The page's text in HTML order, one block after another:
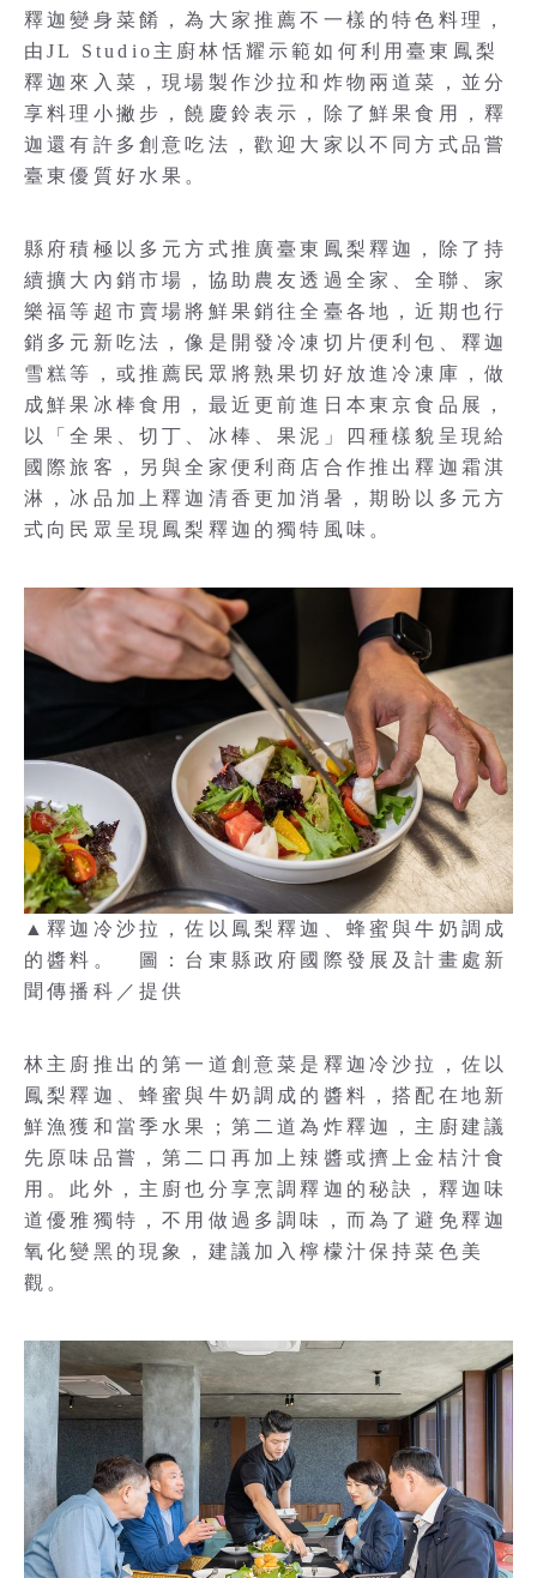
釋迦變身菜餚，為大家推薦不一樣的特色料理，
由JL Studio主廚林恬耀示範如何利用臺東鳳梨
釋迦來入菜，現場製作沙拉和炸物兩道菜，並分
享料理小撇步，饒慶鈴表示，除了鮮果食用，釋
迦還有許多創意吃法，歡迎大家以不同方式品嘗
臺東優質好水果。
縣府積極以多元方式推廣臺東鳳梨釋迦，除了持
續擴大內銷市場，協助農友透過全家、全聯、家
樂福等超市賣場將鮮果銷往全臺各地，近期也行
銷多元新吃法，像是開發冷凍切片便利包、釋迦
雪糕等，或推薦民眾將熟果切好放進冷凍庫，做
成鮮果冰棒食用，最近更前進日本東京食品展，
以「全果、切丁、冰棒、果泥」四種樣貌呈現給
國際旅客，另與全家便利商店合作推出釋迦霜淇
淋，冰品加上釋迦清香更加消暑，期盼以多元方
式向民眾呈現鳳梨釋迦的獨特風味。
▲釋迦冷沙拉，佐以鳳梨釋迦、蜂蜜與牛奶調成
的醬料。 圖：台東縣政府國際發展及計畫處新
聞傳播科／提供
林主廚推出的第一道創意菜是釋迦冷沙拉，佐以
鳳梨釋迦、蜂蜜與牛奶調成的醬料，搭配在地新
鮮漁獲和當季水果；第二道為炸釋迦，主廚建議
先原味品嘗，第二口再加上辣醬或擠上金桔汁食
用。此外，主廚也分享烹調釋迦的秘訣，釋迦味
道優雅獨特，不用做過多調味，而為了避免釋迦
氧化變黑的現象，建議加入檸檬汁保持菜色美
觀。